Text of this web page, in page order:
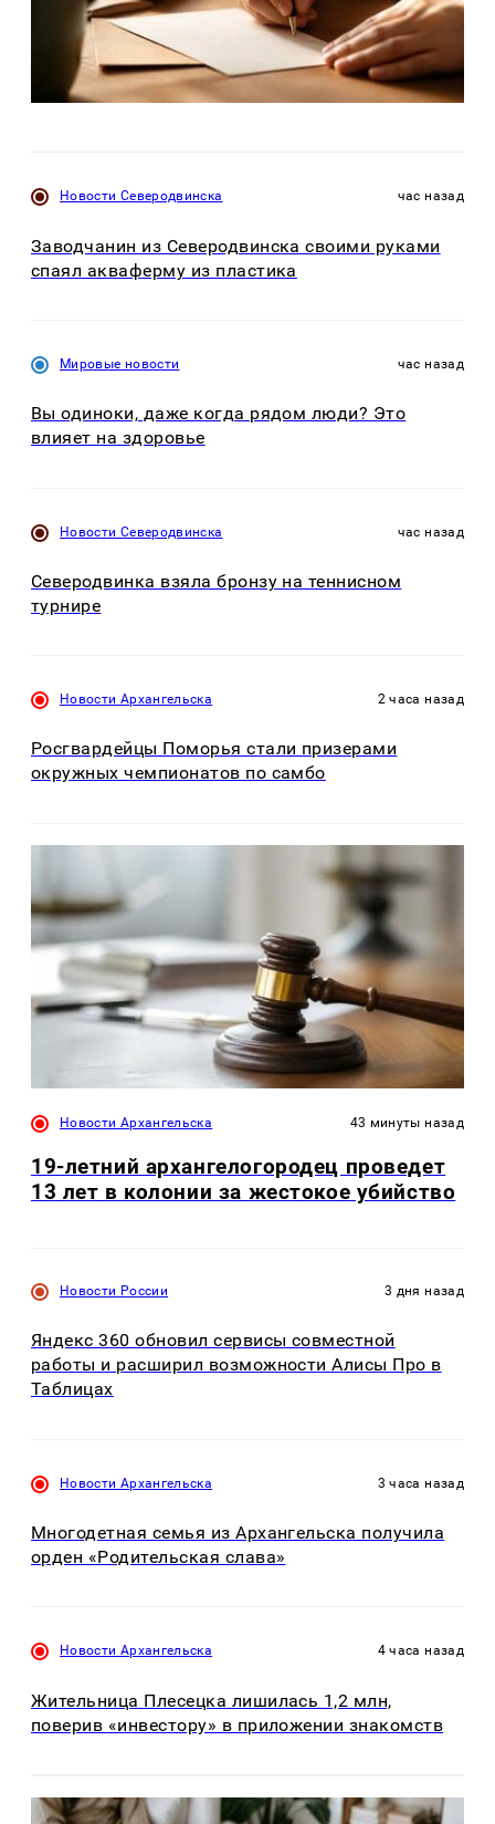
Новости Северодвинска час назад
Заводчанин из Северодвинска своими руками
спаял акваферму из пластика
Мировые новости час назад
Вы одиноки, даже когда рядом люди? Это
влияет на здоровье
Новости Северодвинска час назад
Северодвинка взяла бронзу на теннисном
турнире
Новости Архангельска 2 часа назад
Росгвардейцы Поморья стали призерами
окружных чемпионатов по самбо
Новости Архангельска 43 минуты назад
19-летний архангелогородец проведет
13 лет в колонии за жестокое убийство
Новости России 3 дня назад
Яндекс 360 обновил сервисы совместной
работы и расширил возможности Алисы Про в
Таблицах
Новости Архангельска 3 часа назад
Многодетная семья из Архангельска получила
орден «Родительская слава»
Новости Архангельска 4 часа назад
Жительница Плесецка лишилась 1,2 млн,
поверив «инвестору» в приложении знакомств